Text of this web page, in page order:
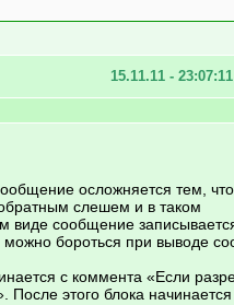
15.11.11 -
осложняется тем,
слешем и в таком
виде сообщение
бороться при выводе
с коммента «Если
После этого блока начинается